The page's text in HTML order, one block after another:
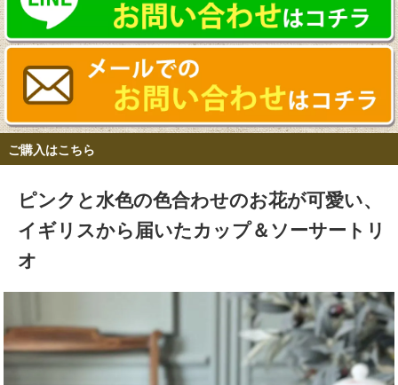
ご購入はこちら
ピンクと水色の色合わせのお花が可愛い、
イギリスから届いたカップ＆ソーサートリ
オ